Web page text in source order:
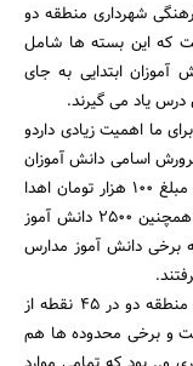
شهرداری منطقه دو
که این بسته ها شامل
آموزان ابتدایی به جای
درس یاد می گیرند.
ما اهمیت زیادی داردو
اسامی دانش آموزان
بی بضاعت خواسته شد و سپس به هر دانش آموز مبلغ 100 هزار تومان اهدا
شد تا بتوانند از فروشگاه های باز باران خرید کنند.همچنین 2500 دانش آموز
برخی دانش آموز مدارس
وی افزود : در حوزه حمل و نقل وترافیک شهرداری منطقه دو در 45 نقطه از
و برخی محدوده ها هم